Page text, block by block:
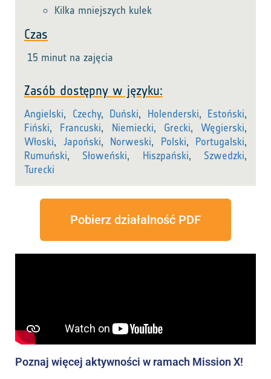
Kilka mniejszych kulek
Czas
15 minut na zajęcia
Zasób dostępny w języku:
Angielski, Czechy, Duński, Holenderski, Estoński,
Fiński, Francuski, Niemiecki, Grecki, Węgierski,
Włoski, Japoński, Norweski, Polski, Portugalski,
Rumuński, Słoweński, Hiszpański, Szwedzki,
Turecki
Pobierz działalność PDF
Poznaj więcej aktywności w ramach Mission X!